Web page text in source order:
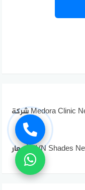
ميدورا كلينك العاصمة الإدارية Medora Clinic New Capital شركة
كمبوند SVN شادز زايد الجديدة SVN Shades New Zayed أسعار